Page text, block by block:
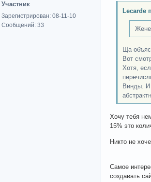
Участник
Зарегистрирован: 08-11-10
Сообщений: 33
Lecarde
Ща
Вот
Хотя,
Винды. И
Хочу тебя
15% это
Никто не
Самое
создавать